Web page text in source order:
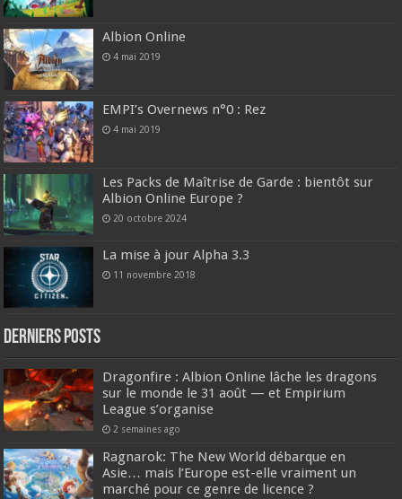
Albion Online
4 mai 2019
EMPI’s Overnews n°0 : Rez
4 mai 2019
Les Packs de Maîtrise de Garde : bientôt sur
Albion Online Europe ?
20 octobre 2024
La mise à jour Alpha 3.3
11 novembre 2018
DERNIERS Posts
Dragonfire : Albion Online lâche les dragons
sur le monde le 31 août — et Empirium
League s’organise
2 semaines ago
Ragnarok: The New World débarque en
Asie… mais l’Europe est-elle vraiment un
marché pour ce genre de licence ?